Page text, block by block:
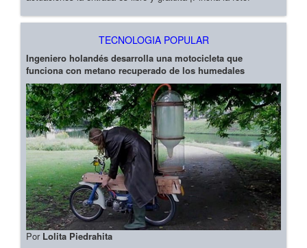
TECNOLOGIA POPULAR
Ingeniero holandés desarrolla una motocicleta que
funciona con metano recuperado de los humedales
Por Lolita Piedrahita